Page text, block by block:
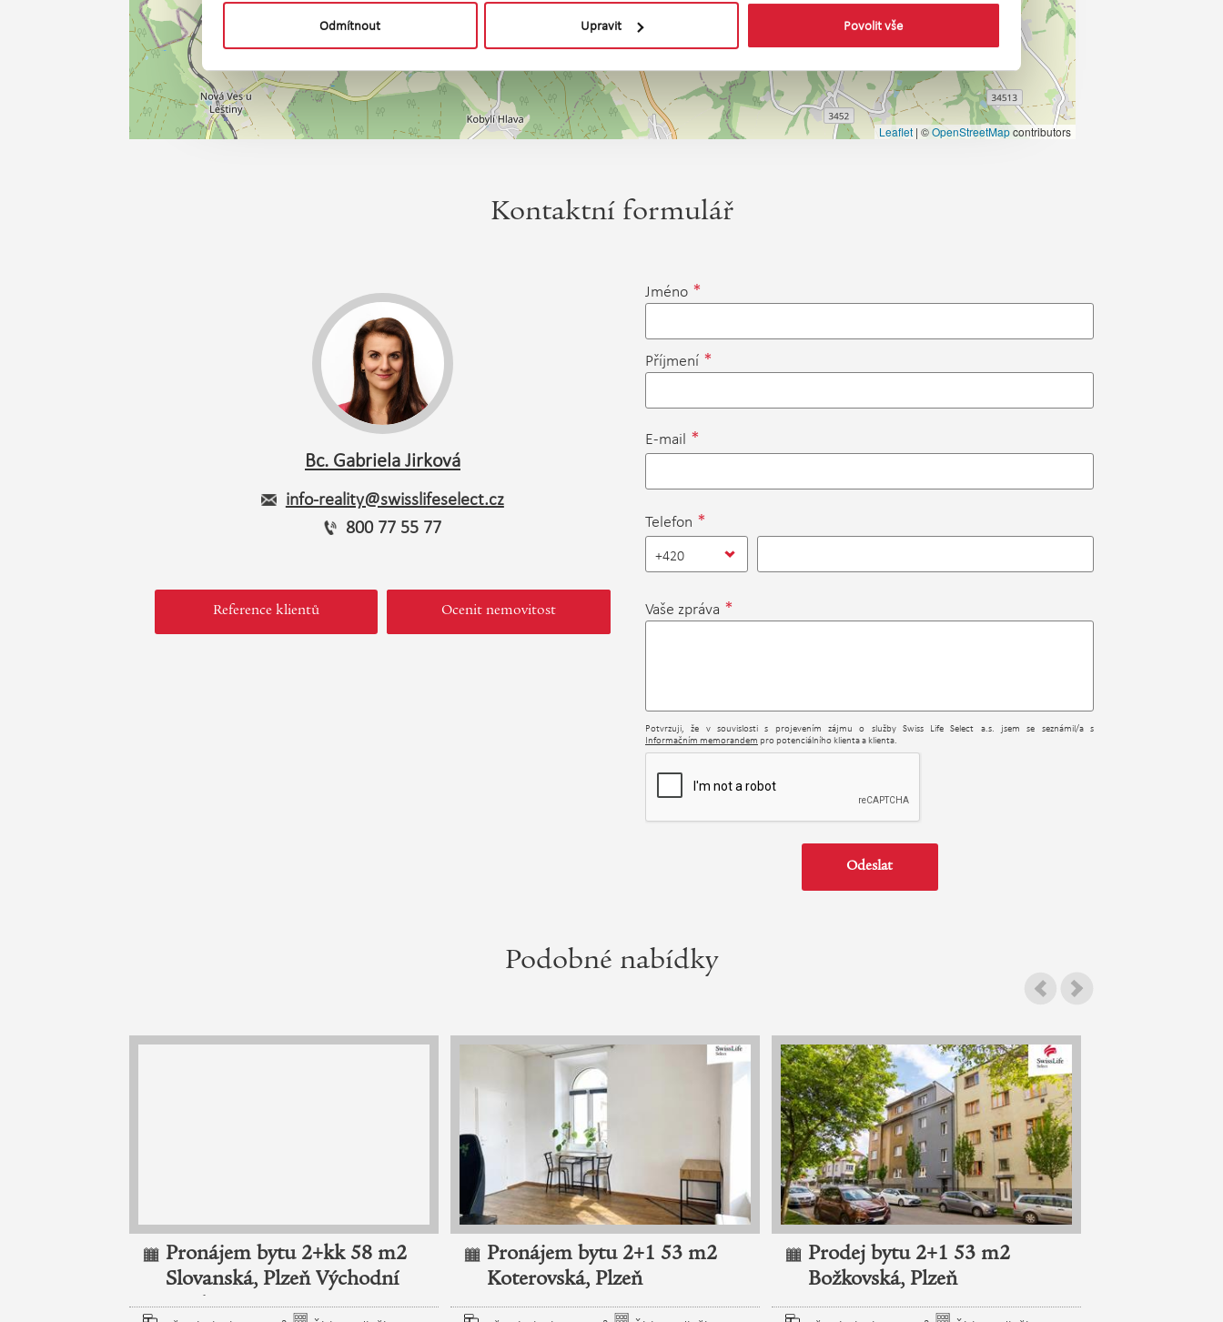
Odmítnout Upravit Povolit vše
Leaflet | ©OpenStreetMapcontributors
Kontaktní formulář
Bc. Gabriela Jirková
info-reality@swisslifeselect.cz
800 77 55 77
Reference klientů Ocenit nemovitost
Jméno *
Příjmení *
E-mail *
Telefon *
+420
Vaše zpráva *
Potvrzuji, že v souvislosti s projevením zájmu o služby Swiss Life Select a.s. jsem se seznámil/a s
Informačním memorandem pro potenciálního klienta a klienta.
Podobné nabídky
Pronájem bytu 2+kk 58 m2
Slovanská, Plzeň Východní
Předměstí
Pronájem bytu 2+1 53 m2
Koterovská, Plzeň
Prodej bytu 2+1 53 m2
Božkovská, Plzeň